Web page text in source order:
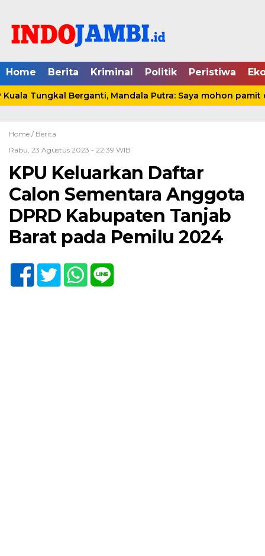
Home Berita Kriminal Politik Peristiwa
Tungkal Berganti, Mandala Putra: Saya mohon pamit
Home / Berita
Rabu, 23 Agustus 2023 - 22:39 WIB
KPU Keluarkan Daftar
Calon Sementara Anggota
DPRD Kabupaten Tanjab
Barat pada Pemilu 2024